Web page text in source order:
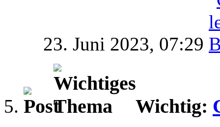
23. Juni 2023, 07:29
Wichtig: